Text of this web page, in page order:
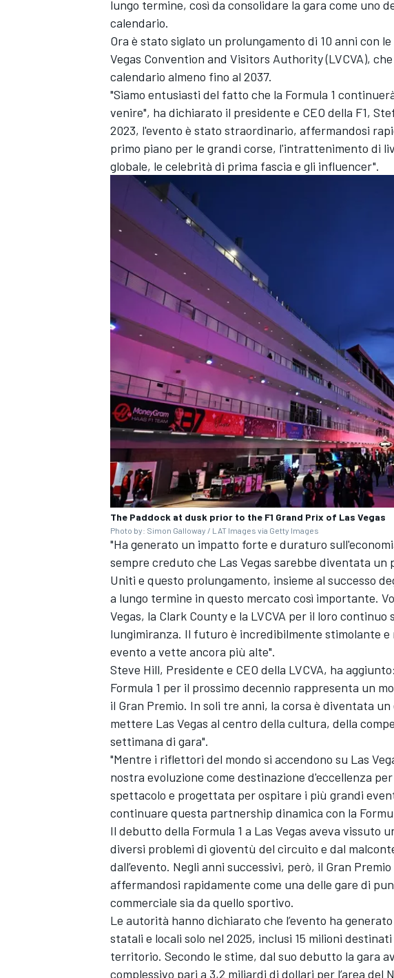
ENDURANCE/GT
MONOMARCA
lungo termine, così da consolidare la gara come uno
calendario.
Ora è stato siglato un prolungamento di 10 anni con
Vegas Convention and Visitors Authority (LVCVA),
calendario almeno fino al 2037.
"Siamo entusiasti del fatto che la Formula 1
venire", ha dichiarato il presidente e CEO della F1,
2023, l'evento è stato straordinario, affermandosi
primo piano per le grandi corse, l'intrattenimento di
globale, le celebrità di prima fascia e gli influencer".
The Paddock at dusk prior to the F1 Grand Prix of Las Vegas
Photo by: Simon Galloway / LAT Images via Getty Images
"Ha generato un impatto forte e duraturo
sempre creduto che Las Vegas sarebbe diventata
Uniti e questo prolungamento, insieme al successo
a lungo termine in questo mercato così importante.
Vegas, la Clark County e la LVCVA per il loro
lungimiranza. Il futuro è incredibilmente stimolante e
evento a vette ancora più alte".
Steve Hill, Presidente e CEO della LVCVA, ha
Formula 1 per il prossimo decennio rappresenta un
il Gran Premio. In soli tre anni, la corsa è diventata
mettere Las Vegas al centro della cultura, della
settimana di gara".
"Mentre i riflettori del mondo si accendono su Las
nostra evoluzione come destinazione d'eccellenza
spettacolo e progettata per ospitare i più grandi
continuare questa partnership dinamica con la
Il debutto della Formula 1 a Las Vegas aveva vissuto
diversi problemi di gioventù del circuito e dal
dall’evento. Negli anni successivi, però, il Gran
affermandosi rapidamente come una delle gare di
commerciale sia da quello sportivo.
Le autorità hanno dichiarato che l’evento ha generato
statali e locali solo nel 2025, inclusi 15 milioni destinati
territorio. Secondo le stime, dal suo debutto la gara
complessivo pari a 3,2 miliardi di dollari per l’area del